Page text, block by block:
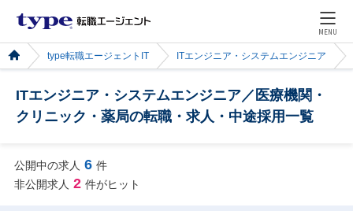
MENU
type転職エージェントIT ITエンジニア・システムエンジニア
ITエンジニア・システムエンジニア／医療機関・
クリニック・薬局の転職・求人・中途採用一覧
公開中の求人 6 件
非公開求人 2 件がヒット